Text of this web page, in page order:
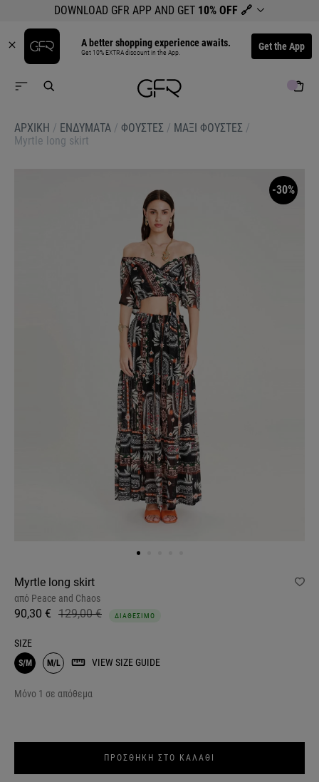
DOWNLOAD GFR APP AND GET 10% OFF 🔗
A better shopping experience awaits.
Get 10% EXTRA discount in the App. Get the App
ΑΡΧΙΚΉ / ΕΝΔΥΜΑΤΑ / ΦΟΥΣΤΕΣ / ΜΑΞΙ ΦΟΥΣΤΕΣ /
Myrtle long skirt
-30%
Myrtle long skirt
από Peace and Chaos
90,30 € 129,00 € ΔΙΑΘΕΣΙΜΟ
SIZE
S/M M/L VIEW SIZE GUIDE
Μόνο 1 σε απόθεμα
ΠΡΟΣΘΗΚΗ ΣΤΟ ΚΑΛΑΘΙ